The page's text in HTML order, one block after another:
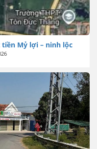
tiền Mỷ lợi – ninh lộc